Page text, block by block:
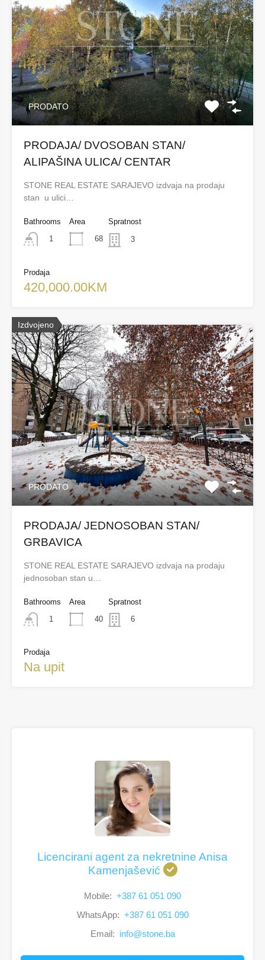
PRODATO
PRODAJA/ DVOSOBAN STAN/
ALIPAŠINA ULICA/ CENTAR
STONE REAL ESTATE SARAJEVO izdvaja na prodaju
stan u ulici…
Bathrooms
1
Area
68
Spratnost
3
Prodaja
420,000.00KM
Izdvojeno
PRODATO
PRODAJA/ JEDNOSOBAN STAN/
GRBAVICA
STONE REAL ESTATE SARAJEVO izdvaja na prodaju
jednosoban stan u…
Bathrooms
1
Area
40
Spratnost
6
Prodaja
Na upit
Licencirani agent za nekretnine Anisa
Kamenjašević
Mobile: +387 61 051 090
WhatsApp: +387 61 051 090
Email: info@stone.ba